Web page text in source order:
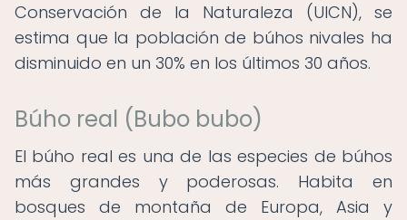
Conservación de la Naturaleza (UICN), se
estima que la población de búhos nivales ha
disminuido en un 30% en los últimos 30 años.
Búho real (Bubo bubo)
El búho real es una de las especies de búhos
más grandes y poderosas. Habita en
bosques de montaña de Europa, Asia y